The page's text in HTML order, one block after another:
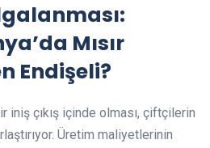
Mısır
Endişeli?
iniş çıkış içinde olması, çiftçilerin
Üretim maliyetlerinin